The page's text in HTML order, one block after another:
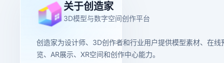
关于创造家
3D模型与数字空间创作平台
创造家为设计师、3D创作者和行业用户提供模型素材、在线
览、AR展示、XR空间和创作中心能力。